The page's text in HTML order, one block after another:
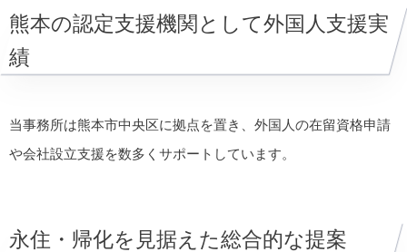
熊本の認定支援機関として外国人支援実
績
当事務所は熊本市中央区に拠点を置き、外国人の在留資格申請
や会社設立支援を数多くサポートしています。
永住・帰化を見据えた総合的な提案